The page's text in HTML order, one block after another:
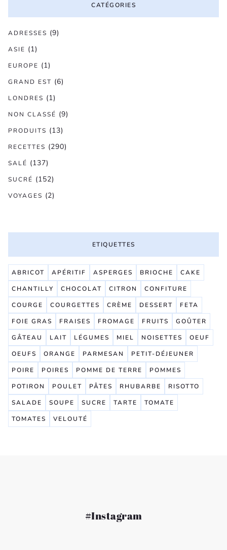
CATÉGORIES
ADRESSES (9)
ASIE (1)
EUROPE (1)
GRAND EST (6)
LONDRES (1)
NON CLASSÉ (9)
PRODUITS (13)
RECETTES (290)
SALÉ (137)
SUCRÉ (152)
VOYAGES (2)
ETIQUETTES
ABRICOT APÉRITIF ASPERGES BRIOCHE
CAKE
CHANTILLY
CHOCOLAT CITRON
CONFITURE
COURGE
COURGETTES CRÈME DESSERT
FETA
FOIE GRAS
FRAISES FROMAGE FRUITS
GOÛTER
GÂTEAU
LAIT LÉGUMES MIEL NOISETTES
OEUF
OEUFS
ORANGE PARMESAN
PETIT-DÉJEUNER
POIRE
POIRES POMME DE TERRE
POMMES
POTIRON
POULET PÂTES RHUBARBE
RISOTTO
SALADE
SOUPE SUCRE TARTE
TOMATE
TOMATES
VELOUTÉ
#Instagram